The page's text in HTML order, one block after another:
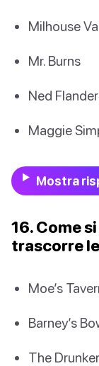
Milhouse
Mr. Burns
Ned
Maggie
Mostra
16. Come
trascorre
Moe’s
Barney’s
The